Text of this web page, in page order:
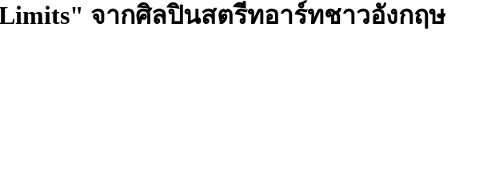
จากศิลปินสตรีทอาร์ทชาวอังกฤษ